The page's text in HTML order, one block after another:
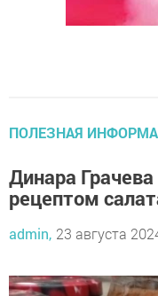
ПОЛЕЗНАЯ
Динара
рецептом
admin, 23 августа